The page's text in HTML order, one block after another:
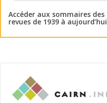
Accéder aux sommaires des
revues de 1939 à aujourd’hui